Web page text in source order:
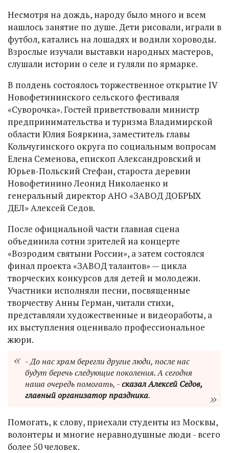
Несмотря на дождь, народу было много и всем
нашлось занятие по душе. Дети рисовали, играли в
футбол, катались на лошадях и водили хороводы.
Взрослые изучали выставки народных мастеров,
слушали истории о селе и гуляли по ярмарке.
В полдень состоялось торжественное открытие IV
Новофетининского сельского фестиваля
«Суворочка». Гостей приветствовали министр
предпринимательства и туризма Владимирской
области Юлия Бояркина, заместитель главы
Кольчугинского округа по социальным вопросам
Елена Семенова, епископ Александровский и
Юрьев-Польский Стефан, староста деревни
Новофетинино Леонид Николаенко и
генеральный директор АНО «ЗАВОД ДОБРЫХ
ДЕЛ» Алексей Седов.
После официальной части главная сцена
объединила сотни зрителей на концерте
«Возродим святыни России», а затем состоялся
финал проекта «ЗАВОД талантов» — цикла
творческих конкурсов для детей и молодежи.
Участники исполняли песни, посвященные
творчеству Анны Герман, читали стихи,
представляли художественные и видеоработы, а
их выступления оценивало профессиональное
жюри.
- До нас храм берегли другие люди, после нас
будут беречь следующие поколения. А сегодня
наша очередь помогать, -сказал Алексей Седов,
главный организатор праздника.
Помогать, к слову, приехали студенты из Москвы,
волонтеры и многие неравнодушные люди - всего
более 50 человек.